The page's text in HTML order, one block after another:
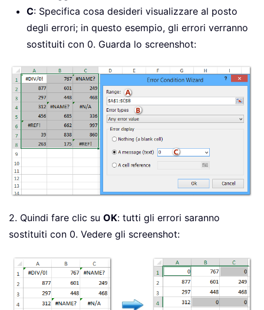
C: Specifica cosa desideri visualizzare al posto
degli errori; in questo esempio, gli errori verranno
sostituiti con 0. Guarda lo screenshot:
2. Quindi fare clic su OK: tutti gli errori saranno
sostituiti con 0. Vedere gli screenshot: